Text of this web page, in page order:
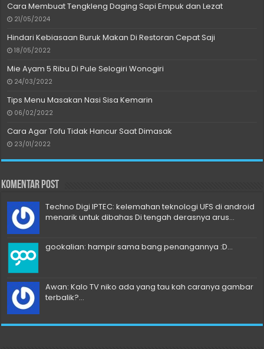
Cara Membuat Tengkleng Daging Sapi Empuk dan Lezat
21/05/2024
Hindari Kebiasaan Buruk Makan Di Restoran Cepat Saji
18/05/2022
Mie Ayam 5 Ribu Di Pule Selogiri Wonogiri
24/03/2022
Tips Menu Masakan Nasi Sisa Kemarin
06/02/2022
Cara Agar Tofu Tidak Hancur Saat Dimasak
23/01/2022
Komentar Post
Techno Digi IPTEC: kelemahan teknologi UFS di android
menarik untuk dibahas Di tengah derasnya arus...
gookalian: hampir sama bang penangannya :D...
Awan: Kalo TV niko ada yang tau kah caranya gambar
terbalik?...